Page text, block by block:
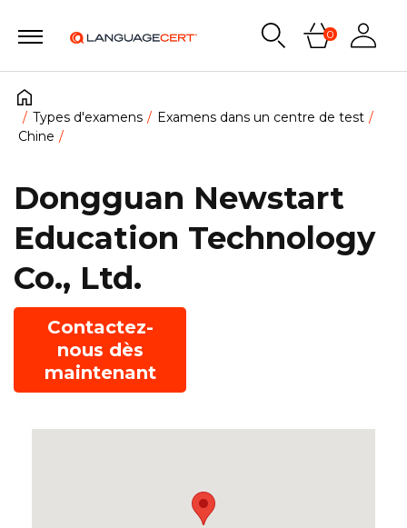
0
Types d'examens
Examens dans un centre de test
Chine
Dongguan Newstart
Education Technology
Co., Ltd.
Contactez-
nous dès
maintenant